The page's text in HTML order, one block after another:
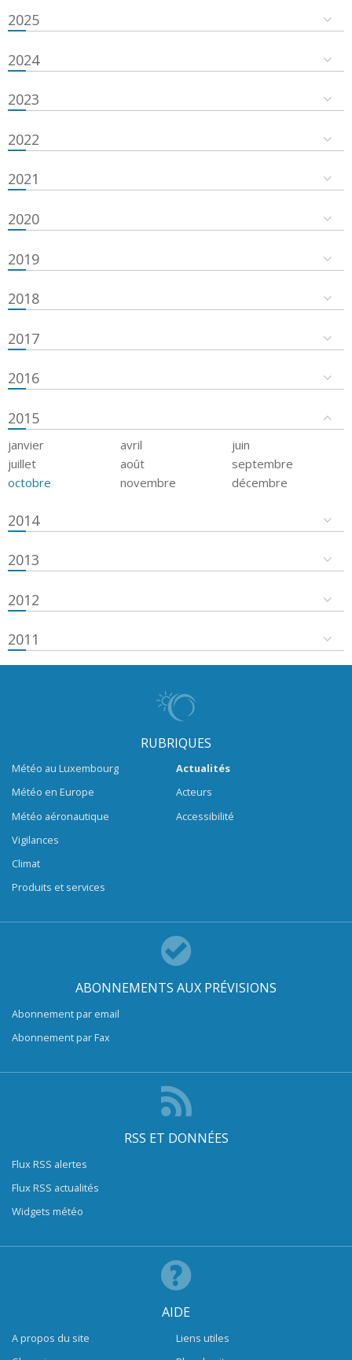
2025
2024
2023
2022
2021
2020
2019
2018
2017
2016
2015
janvier avril
juin
juillet
août
septembre
octobre
novembre décembre
2014
2013
2012
2011
RUBRIQUES
Météo au Luxembourg
Météo en Europe
Météo aéronautique
Vigilances
Climat
Produits et services
Actualités
Acteurs
Accessibilité
ABONNEMENTS AUX PRÉVISIONS
Abonnement par email
Abonnement par Fax
RSS ET DONNÉES
Flux RSS alertes
Flux RSS actualités
Widgets météo
AIDE
A propos du site
Liens utiles